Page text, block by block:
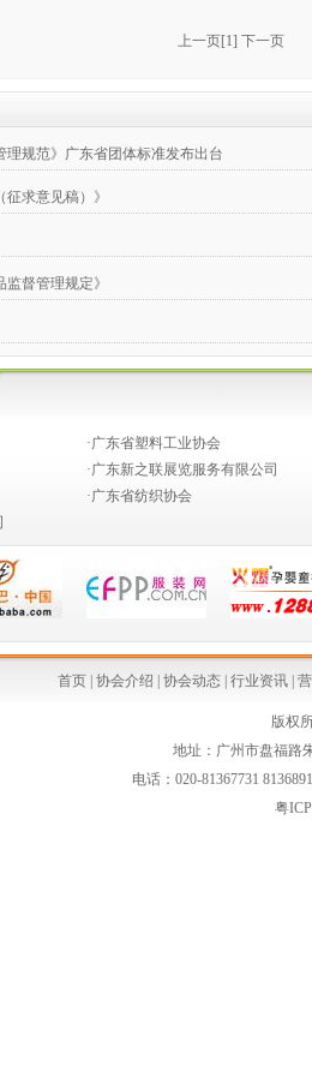
上一页[1]下一页
理规范》广东省团体标准发布出台
求意见稿）》
督管理规定》
员会年会暨立项 标准启动会胜利召开并取得圆
术资格职称及轻工纺织专业高级工程师（教授
品安全技术规范》有关问题解答（一）
东省加强婴幼儿配方乳粉质量安全工作实施方
·广东省塑料工业协会
·广东新之联展览服务有限公司
·广东省纺织协会
首页 协会介绍 协会动态 行业资讯
版权
地址：广州市盘福路
电话：020-81367731
粤